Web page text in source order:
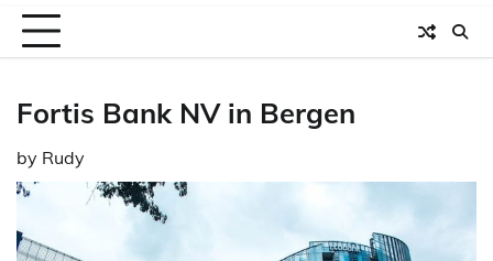
Fortis Bank NV in Bergen
by Rudy